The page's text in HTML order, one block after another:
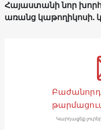
Հայաստանի նոր
առանց կաթողիկոսի.
Կարդացեք